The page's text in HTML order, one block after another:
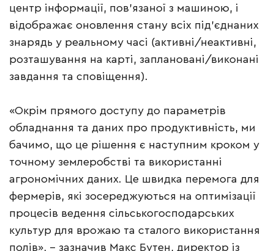
центр інформації, пов’язаної з машиною, і
відображає оновлення стану всіх під’єднаних
знарядь у реальному часі (активні/неактивні,
розташування на карті, заплановані/виконані
завдання та сповіщення).
«Окрім прямого доступу до параметрів
обладнання та даних про продуктивність, ми
бачимо, що це рішення є наступним кроком у
точному землеробстві та використанні
агрономічних даних. Це швидка перемога для
фермерів, які зосереджуються на оптимізації
процесів ведення сільськогосподарських
культур для врожаю та сталого використання
полів», – зазначив Макс Бутен, директор із